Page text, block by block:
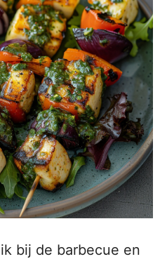
bij de barbecue en